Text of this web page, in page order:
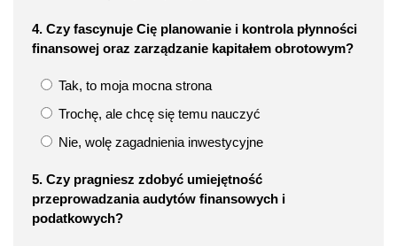
4. Czy fascynuje Cię planowanie i kontrola płynności
finansowej oraz zarządzanie kapitałem obrotowym?
Tak, to moja mocna strona
Trochę, ale chcę się temu nauczyć
Nie, wolę zagadnienia inwestycyjne
5. Czy pragniesz zdobyć umiejętność
przeprowadzania audytów finansowych i
podatkowych?